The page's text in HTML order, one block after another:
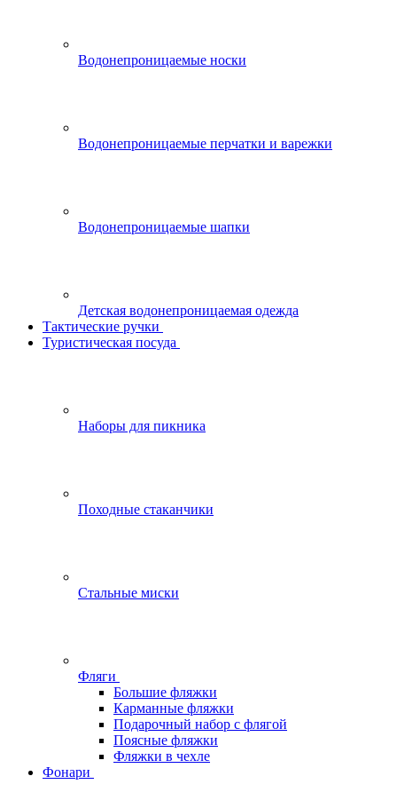
Водонепроницаемые носки
Водонепроницаемые перчатки и варежки
Водонепроницаемые шапки
Детская водонепроницаемая одежда
Тактические ручки
Туристическая посуда
Наборы для пикника
Походные стаканчики
Стальные миски
Фляги
Большие фляжки
Карманные фляжки
Подарочный набор с флягой
Поясные фляжки
Фляжки в чехле
Фонари